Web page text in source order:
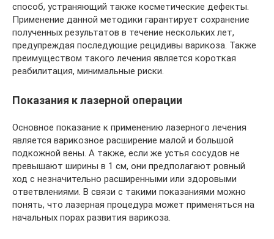
способ, устраняющий также косметические дефекты.
Применение данной методики гарантирует сохранение
полученных результатов в течение нескольких лет,
предупреждая последующие рецидивы варикоза. Также
преимуществом такого лечения является короткая
реабилитация, минимальные риски.
Показания к лазерной операции
Основное показание к применению лазерного лечения
является варикозное расширение малой и большой
подкожной вены. А также, если же устья сосудов не
превышают ширины в 1 см, они предполагают ровный
ход с незначительно расширенными или здоровыми
ответвлениями. В связи с такими показаниями можно
понять, что лазерная процедура может применяться на
начальных порах развития варикоза.